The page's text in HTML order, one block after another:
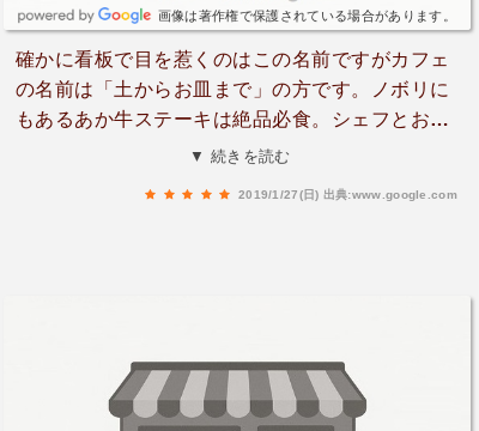
画像は著作権で保護されている場合があります。
確かに看板で目を惹くのはこの名前ですがカフェ
の名前は「土からお皿まで」の方です。ノボリに
もあるあか牛ステーキは絶品必食。シェフとお姉
さんで切り盛りする小ぢんまりした店なので混雑
と健康にも良さそうである。
▼ 続きを読む
2019/1/27(日) 出典:www.google.com